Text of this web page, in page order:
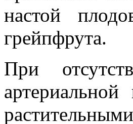
настой
грейпфрута.
При